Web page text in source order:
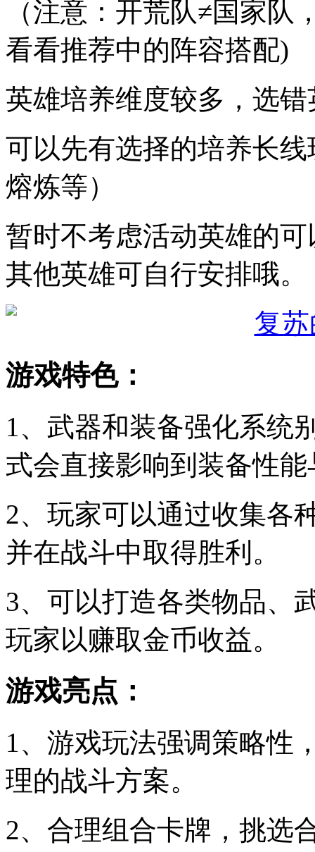
（注意：开荒队≠国家
看看推荐中的阵容搭配)
英雄培养维度较多，选
可以先有选择的培养长
熔炼等）
暂时不考虑活动英雄的
其他英雄可自行安排哦。
游戏特色：
1、武器和装备强化系统
式会直接影响到装备性
2、玩家可以通过收集各
并在战斗中取得胜利。
3、可以打造各类物品、
玩家以赚取金币收益。
游戏亮点：
1、游戏玩法强调策略性
理的战斗方案。
2、合理组合卡牌，挑选